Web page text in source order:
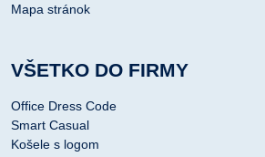
Mapa stránok
VŠETKO DO FIRMY
Office Dress Code
Smart Casual
Košele s logom